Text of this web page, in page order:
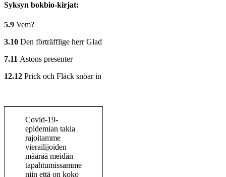
Syksyn bokbio-kirjat:
5.9 Vem?
3.10 Den förträfflige herr Glad
7.11 Astons presenter
12.12 Prick och Fläck snöar in
Covid-19-
epidemian takia
rajoitamme
vierailijoiden
määrää meidän
tapahtumissamme
niin että on koko